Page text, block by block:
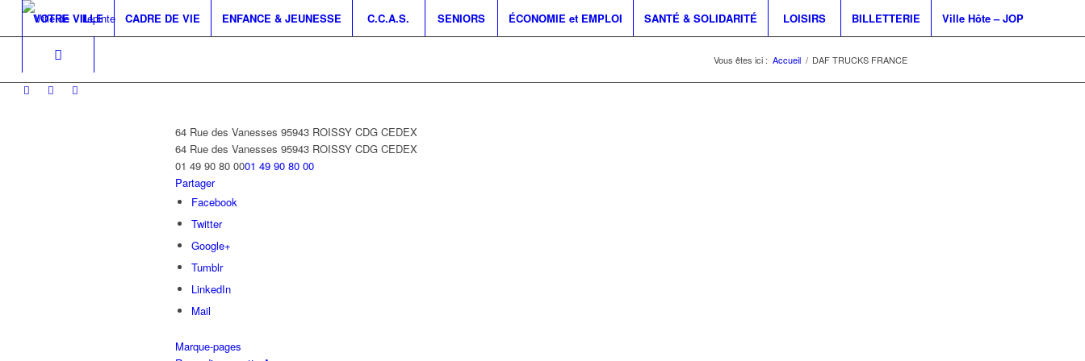
VOTRE VILLE CADRE DE VIE ENFANCE & JEUNESSE C.C.A.S. SENIORS ÉCONOMIE et EMPLOI SANTÉ & SOLIDARITÉ LOISIRS BILLETTERIE Ville Hôte – JOP
Vous êtes ici : Accueil / DAF TRUCKS FRANCE
64 Rue des Vanesses 95943 ROISSY CDG CEDEX
64 Rue des Vanesses 95943 ROISSY CDG CEDEX
01 49 90 80 0001 49 90 80 00
Partager
Facebook
Twitter
Google+
Tumblr
LinkedIn
Mail
Marque-pages